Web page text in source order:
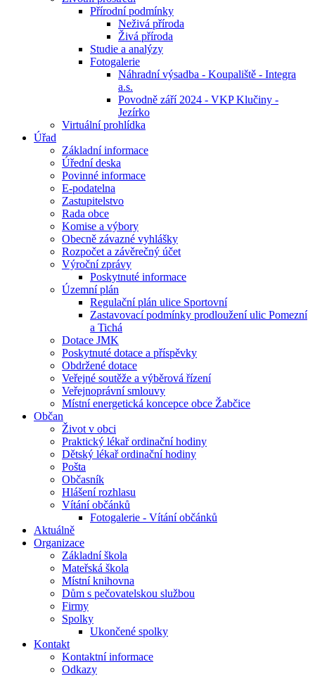
Přírodní podmínky
Neživá příroda
Živá příroda
Studie a analýzy
Fotogalerie
Náhradní výsadba - Koupaliště - Integra
a.s.
Povodně září 2024 - VKP Klučiny -
Jezírko
Virtuální prohlídka
Úřad
Základní informace
Úřední deska
Povinné informace
E-podatelna
Zastupitelstvo
Rada obce
Komise a výbory
Obecně závazné vyhlášky
Rozpočet a závěrečný účet
Výroční zprávy
Poskytnuté informace
Územní plán
Regulační plán ulice Sportovní
Zastavovací podmínky prodloužení ulic Pomezní
a Tichá
Dotace JMK
Poskytnuté dotace a příspěvky
Obdržené dotace
Veřejné soutěže a výběrová řízení
Veřejnoprávní smlouvy
Místní energetická koncepce obce Žabčice
Občan
Život v obci
Praktický lékař ordinační hodiny
Dětský lékař ordinační hodiny
Pošta
Občasník
Hlášení rozhlasu
Vítání občánků
Fotogalerie - Vítání občánků
Aktuálně
Organizace
Základní škola
Mateřská škola
Místní knihovna
Dům s pečovatelskou službou
Firmy
Spolky
Ukončené spolky
Kontakt
Kontaktní informace
Odkazy